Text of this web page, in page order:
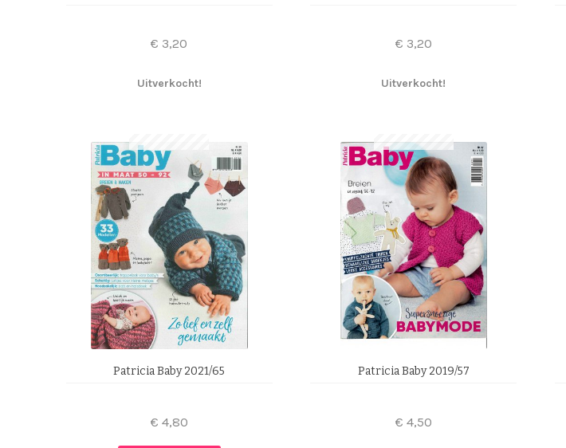
€ 3,20
Uitverkocht!
€ 3,20
Uitverkocht!
Patricia Baby 2021/65
€ 4,80
Patricia Baby 2019/57
€ 4,50